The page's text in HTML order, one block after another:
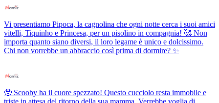
Vi presentiamo Pipoca, la cagnolina che ogni notte cerca i suoi amici
vitelli, Tiquinho e Princesa, per un pisolino in compagnia! 🥰 Non
importa quanto siano diversi, il loro legame è unico e dolcissimo.
Chi non vorrebbe un abbraccio così prima di dormire? ✨
🥹 Scooby ha il cuore spezzato! Questo cucciolo resta immobile e
triste in attesa del ritorno della sua mamma. Verrebbe voglia di